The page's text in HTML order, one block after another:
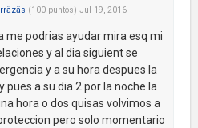
(100 puntos) Jul 19, 2016
me podrias ayudar mira esq mi
y al dia siguient se
y a su hora despues la
pues a su dia 2 por la noche la
hora o dos quisas volvimos a
pero solo momentario